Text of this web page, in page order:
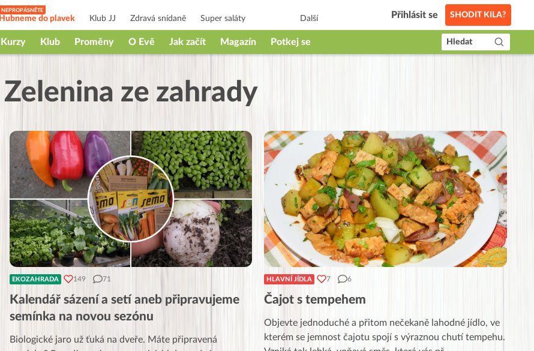
Hubneme do plavek Klub JJ Zdravá snídaně Super saláty Další Přihlásit se SHODIT KILA?
Kurzy Klub Proměny O Evě Jak začít Magazín Potkej se Hledat
Zelenina ze zahrady
EKOZAHRADA 149 71
Kalendář sázení a setí aneb připravujeme
semínka na novou sezónu
Biologické jaro už ťuká na dveře. Máte připravená
HLAVNÍ JÍDLA 7 6
Čajot s tempehem
Objevte jednoduché a přitom nečekaně lahodné jídlo, ve
kterém se jemnost čajotu spojí s výraznou chutí tempehu.